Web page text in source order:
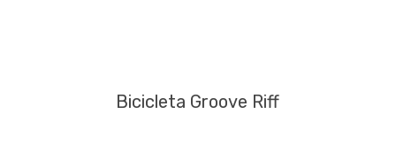
Bicicleta Groove Riff